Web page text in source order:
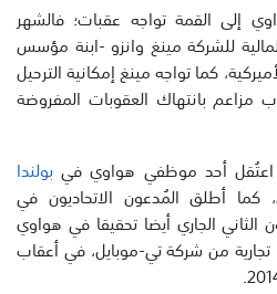
إلى القمة تواجه عقبات؛ فالشهر
للشركة مينغ وانزو -ابنة مؤسس
كما تواجه مينغ إمكانية الترحيل
مزاعم بانتهاك العقوبات المفروضة
أحد موظفي هواوي في بولندا
، كما أطلق المُدعون الاتحاديون في
الثاني الجاري أيضا تحقيقا في هواوي
تجارية من شركة تي-موبايل، في أعقاب